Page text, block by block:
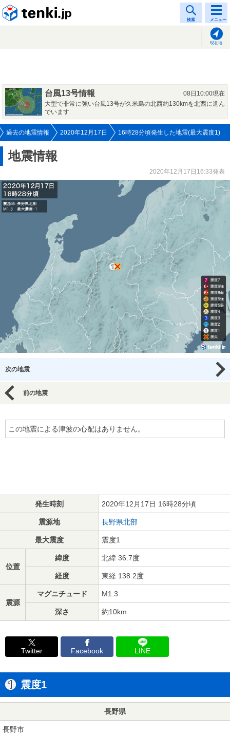
検索 メニュー
現在地
台風13号情報
08日10:00現在
大型で非常に強い台風13号が久米島の北西約130kmを北西に進ん
でいます
過去の地震情報 2020年12月17日 16時28分頃発生した地震(最大震度1)
地震情報
2020年12月17日16:33発表
次の地震
前の地震
この地震による津波の心配はありません。
発生時刻 2020年12月17日 16時28分頃
震源地 長野県北部
最大震度 震度1
位置
緯度 北緯 36.7度
経度 東経 138.2度
震源
マグニチュード M1.3
深さ 約10km
Twitter Facebook LINE
震度1
長野県
長野市